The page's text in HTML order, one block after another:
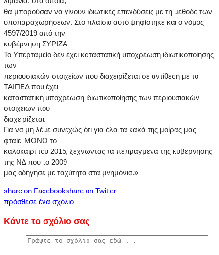
θα μπορούσαν να γίνουν ιδιωτικές επενδύσεις με τη μέθοδο των
υποπαραχωρήσεων. Στο πλαίσιο αυτό ψηφίστηκε και ο νόμος
4597/2019 από την
κυβέρνηση ΣΥΡΙΖΑ
Το Υπερταμείο δεν έχει καταστατική υποχρέωση ιδιωτικοποίησης
των
περιουσιακών στοιχείων που διαχειρίζεται σε αντίθεση με το
ΤΑΙΠΕΔ που έχει
καταστατική υποχρέωση ιδιωτικοποίησης των περιουσιακών
στοιχείων που
διαχειρίζεται.
Για να μη λέμε συνεχώς ότι για όλα τα κακά της μοίρας μας
φταίει ΜΟΝΟ το
καλοκαίρι του 2015, ξεχνώντας τα πεπραγμένα της κυβέρνησης
της ΝΔ που το 2009
μας οδήγησε με ταχύτητα στα μνημόνια.»
share on Facebookshare on Twitter
πρόσθεσε ένα σχόλιο
Κάντε το σχόλιο σας